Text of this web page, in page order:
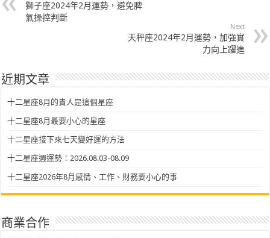
獅子座2024年2月運勢，避免脾
氣操控判斷
Next
天秤座2024年2月運勢，加強實
力向上躍進
近期文章
十二星座8月的貴人是這個星座
十二星座8月最要小心的星座
十二星座接下來七天變好運的方法
十二星座週運勢：2026.08.03-08.09
十二星座2026年8月感情、工作、財務要小心的事
商業合作